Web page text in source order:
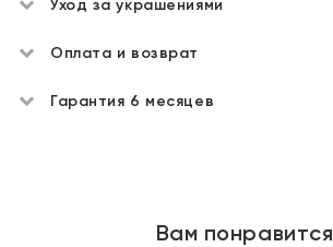
Уход за украшениями
Оплата и возврат
Гарантия 6 месяцев
Вам понравится